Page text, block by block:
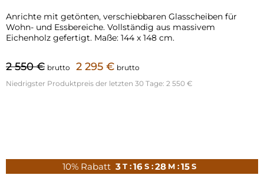
Anrichte mit getönten, verschiebbaren Glasscheiben für
Wohn- und Essbereiche. Vollständig aus massivem
Eichenholz gefertigt. Maße: 144 x 148 cm.
2 550 € brutto 2 295 € brutto
Niedrigster Produktpreis der letzten 30 Tage: 2 550 €
10% Rabatt 3 T : 16 S : 28 M : 14 S